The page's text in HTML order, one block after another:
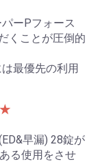
ーPフォース
くことが圧倒的
最優先の利用
早漏) 28錠が
る使用をさせ